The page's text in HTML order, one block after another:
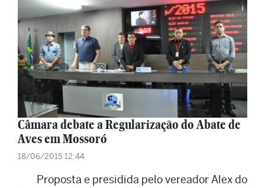
Câmara debate a Regularização do Abate de
Aves em Mossoró
18/06/2015 12:44
Proposta e presidida pelo vereador Alex do